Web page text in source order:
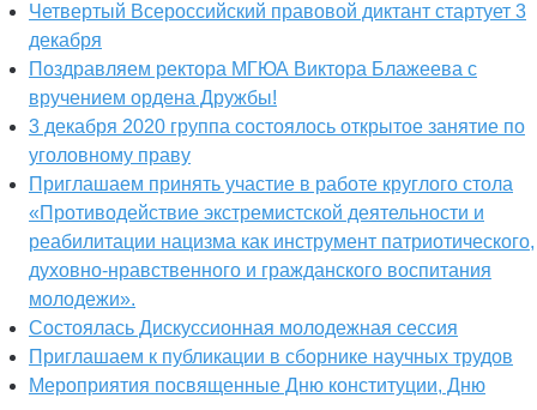
Четвертый Всероссийский правовой диктант стартует 3
декабря
Поздравляем ректора МГЮА Виктора Блажеева с
вручением ордена Дружбы!
3 декабря 2020 группа состоялось открытое занятие по
уголовному праву
Приглашаем принять участие в работе круглого стола
«Противодействие экстремистской деятельности и
реабилитации нацизма как инструмент патриотического,
духовно-нравственного и гражданского воспитания
молодежи».
Состоялась Дискуссионная молодежная сессия
Приглашаем к публикации в сборнике научных трудов
Мероприятия посвященные Дню конституции, Дню